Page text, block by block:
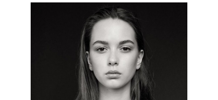
НОВОСТИ
КОНТАКТЫ